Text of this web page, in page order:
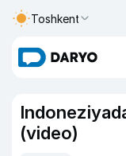
Toshkent
(video)